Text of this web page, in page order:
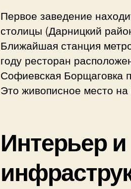
Первое заведение
столицы (Дарницкий
Ближайшая станция
году ресторан
Софиевская Борщаговка
Это живописное место
Интерьер и